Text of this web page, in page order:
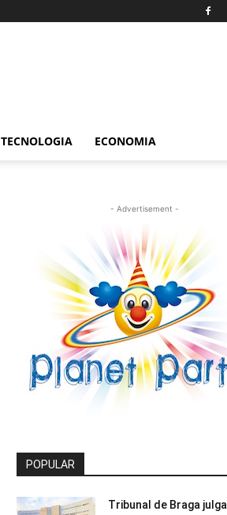
TECNOLOGIA ECONOMIA
- Advertisement -
POPULAR
Tribunal de Braga julga